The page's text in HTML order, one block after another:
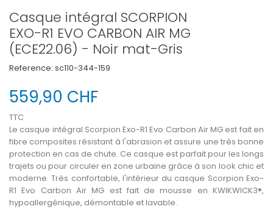
Casque intégral SCORPION
EXO-R1 EVO CARBON AIR MG
(ECE22.06) - Noir mat-Gris
Reference: sc110-344-159
559,90 CHF
TTC
Le casque intégral Scorpion Exo-R1 Evo Carbon Air MG est fait en
fibre composites résistant à l'abrasion et assure une très bonne
protection en cas de chute. Ce casque est parfait pour les longs
trajets ou pour circuler en zone urbaine grâce à son look chic et
moderne. Très confortable, l'intérieur du casque Scorpion Exo-
R1 Evo Carbon Air MG est fait de mousse en KWIKWICK3®,
hypoallergénique, démontable et lavable.